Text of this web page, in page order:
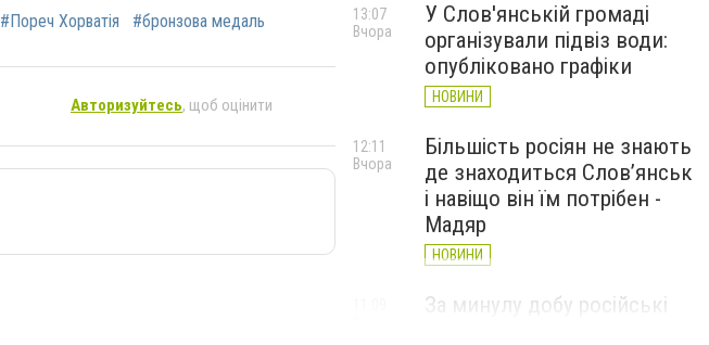
#Пореч Хорватія #бронзова медаль
Авторизуйтесь, щоб оцінити
У Слов'янській громаді
організували підвіз води:
опубліковано графіки
НОВИНИ
13:07
Вчора
Більшість росіян не знають
де знаходиться Слов’янськ
і навіщо він їм потрібен -
Мадяр
НОВИНИ
12:11
Вчора
За минулу добу російські